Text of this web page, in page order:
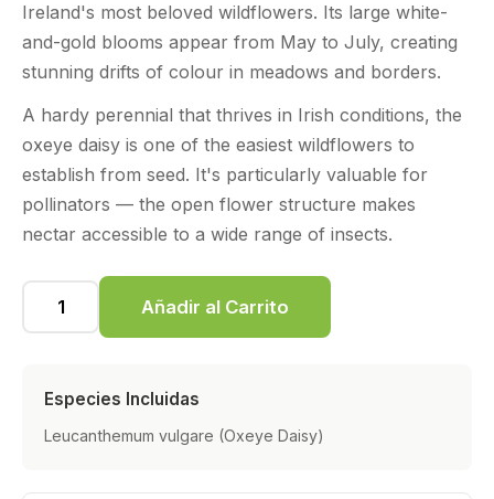
Ireland's most beloved wildflowers. Its large white-
and-gold blooms appear from May to July, creating
stunning drifts of colour in meadows and borders.
A hardy perennial that thrives in Irish conditions, the
oxeye daisy is one of the easiest wildflowers to
establish from seed. It's particularly valuable for
pollinators — the open flower structure makes
nectar accessible to a wide range of insects.
Añadir al Carrito
Especies Incluidas
Leucanthemum vulgare (Oxeye Daisy)